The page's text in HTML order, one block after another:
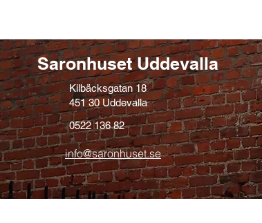
Saronhuset Uddevalla
Kilbäcksgatan 18
451 30 Uddevalla
0522 136 82
info@saronhuset.se